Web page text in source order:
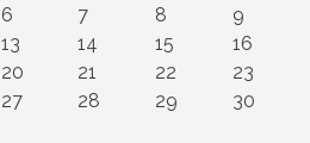
6 7 8
9
13 14 15
16
20 21 22
23
27 28 29
30